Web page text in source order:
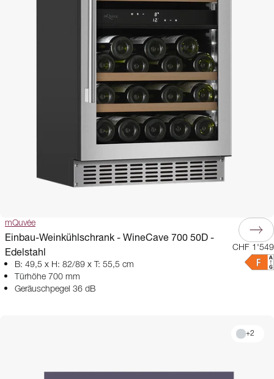
mQuvée
Einbau-Weinkühlschrank - WineCave 700 50D -
Edelstahl
B: 49,5 x H: 82/89 x T: 55,5 cm
Türhöhe 700 mm
Geräuschpegel 36 dB
CHF 1'549
+2